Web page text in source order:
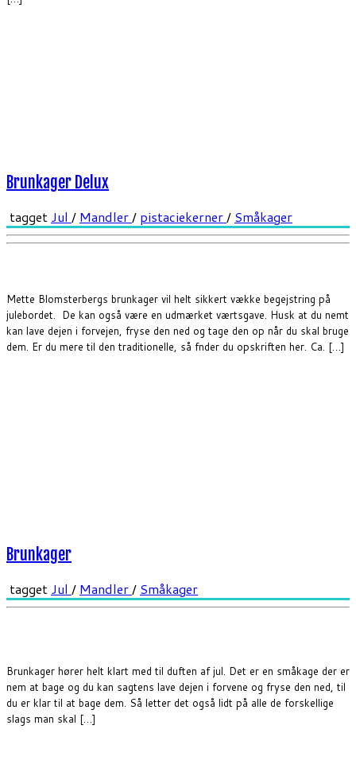
Mette Blomsterbergs brunkager vil helt sikkert vække begejstring på
julebordet. De kan også være en udmærket værtsgave. Husk at du nemt
kan lave dejen i forvejen, fryse den ned og tage den op når du skal bruge
dem. Er du mere til den traditionelle, så fnder du opskriften her. Ca. […]
Brunkager Delux
tagget Jul / Mandler/ pistaciekerner/ Småkager
Brunkager hører helt klart med til duften af jul. Det er en småkage der er
nem at bage og du kan sagtens lave dejen i forvene og fryse den ned, til
du er klar til at bage dem. Så letter det også lidt på alle de forskellige
slags man skal […]
Brunkager
tagget Jul / Mandler/ Småkager